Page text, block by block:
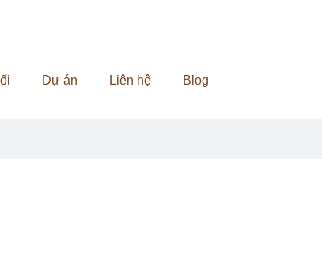
Dự án Liên hệ Blog